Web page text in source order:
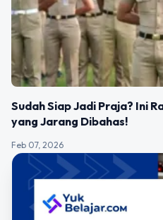
Sudah Siap Jadi Praja? Ini
yang Jarang Dibahas!
Feb 07, 2026